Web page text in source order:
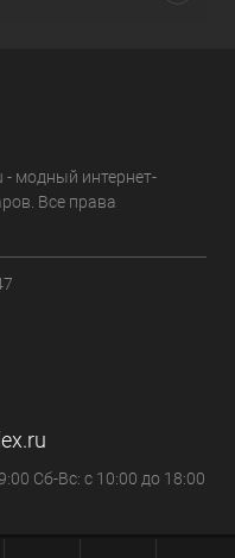
- модный интернет-
Все права
Сб-Вс: с 10:00 до 18:00